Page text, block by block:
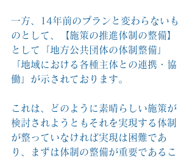
一方、14年前のプランと変わらないも
のとして、【施策の推進体制の整備】
として「地方公共団体の体制整備」
「地域における各種主体との連携・協
働」が示されております。
これは、どのように素晴らしい施策が
検討されようともそれを実現する体制
が整っていなければ実現は困難であ
り、まずは体制の整備が重要であるこ